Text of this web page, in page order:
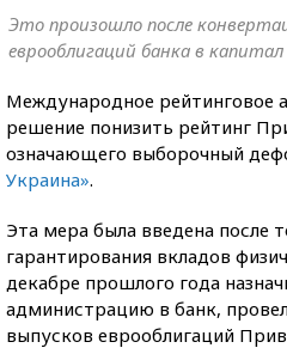
Это произошло после
еврооблигаций банка в капитал
Международное рейтинговое
решение понизить рейтинг
означающего выборочный
Украина».
Эта мера была введена после
гарантирования вкладов
декабре прошлого года
администрацию в банк,
выпусков еврооблигаций